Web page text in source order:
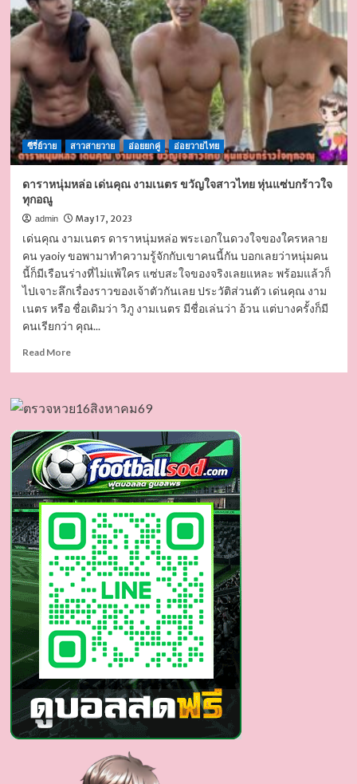
ซีรี่ย์วาย สาวสายวาย อ่อยยกคู่ อ่อยวายไทย
ดาราหนุ่มหล่อ เด่นคุณ งามเนตร ขวัญใจสาวไทย หุ่นแซ่บกร้าวใจ
ทุกอณู
admin May 17, 2023
เด่นคุณ งามเนตร ดาราหนุ่มหล่อ พระเอกในดวงใจของใครหลาย
คน yaoiy ขอพามาทำความรู้จักกับเขาคนนี้กัน บอกเลยว่าหนุ่มคน
นี้ก็มีเรือนร่างที่ไม่แพ้ใคร แซ่บสะใจของจริงเลยแหละ พร้อมแล้วก็
ไปเจาะลึกเรื่องราวของเจ้าตัวกันเลย ประวัติส่วนตัว เด่นคุณ งาม
เนตร หรือ ชื่อเดิมว่า วิภู งามเนตร มีชื่อเล่นว่า อ้วน แต่บางครั้งก็มี
คนเรียกว่า คุณ...
Read MoreRead
หนุ่ม
เด่น
คุณ
งาม
เนตร
ขวัญใจ
สาว
ไทย
หุ่น
แซ่
บก
ร้าว
ใจ
ทุก
อณู